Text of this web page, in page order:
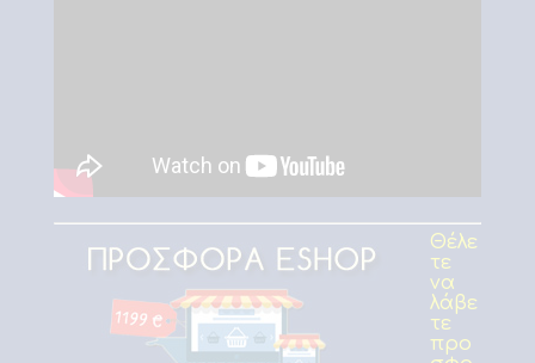
Θέλε
τε
να
λάβε
τε
προ